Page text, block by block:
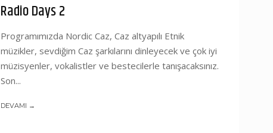
Radio Days 2
Programımızda Nordic Caz, Caz altyapılı Etnik
müzikler, sevdiğim Caz şarkılarını dinleyecek ve çok iyi
müzisyenler, vokalistler ve bestecilerle tanışacaksınız.
Son...
DEVAMI →